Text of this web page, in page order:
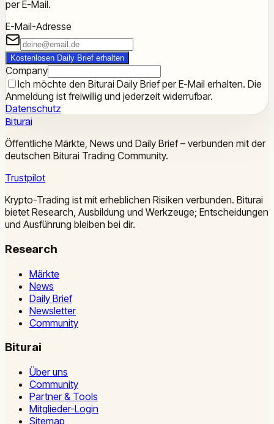
per E-Mail.
E-Mail-Adresse
Kostenlosen Daily Brief erhalten
Company
Ich möchte den Biturai Daily Brief per E-Mail erhalten. Die
Anmeldung ist freiwillig und jederzeit widerrufbar.
Datenschutz
Biturai
Öffentliche Märkte, News und Daily Brief – verbunden mit der
deutschen Biturai Trading Community.
Trustpilot
Krypto-Trading ist mit erheblichen Risiken verbunden. Biturai
bietet Research, Ausbildung und Werkzeuge; Entscheidungen
und Ausführung bleiben bei dir.
Research
Märkte
News
Daily Brief
Newsletter
Community
Biturai
Über uns
Community
Partner & Tools
Mitglieder-Login
Sitemap